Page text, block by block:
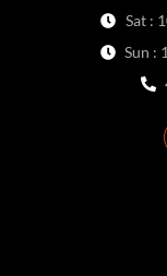
Sat :
Sun :